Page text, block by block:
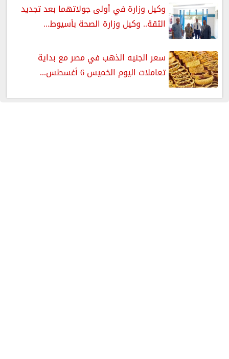
وكيل وزارة في أولى جولاتهما بعد تجديد
الثقة.. وكيل وزارة الصحة بأسيوط...
سعر الجنيه الذهب في مصر مع بداية
تعاملات اليوم الخميس 6 أغسطس...